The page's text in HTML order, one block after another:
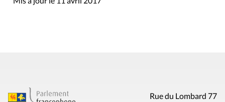
Rue du Lombard 77